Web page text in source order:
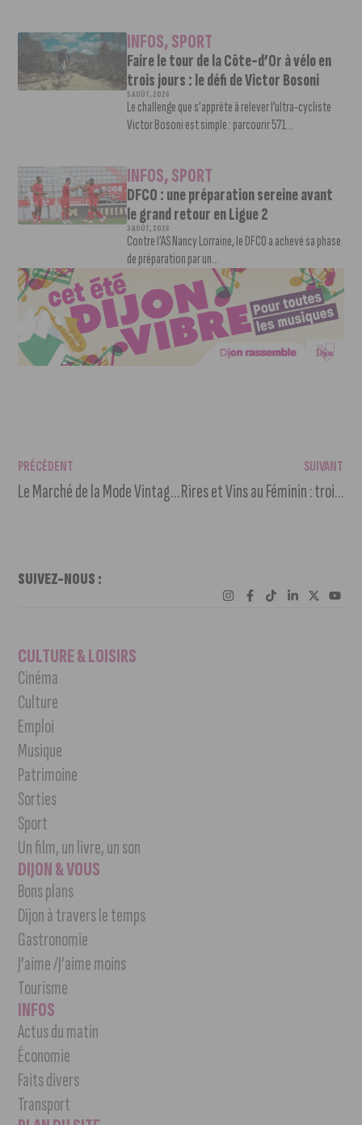
INFOS,SPORT
Faire le tour de la Côte-d’Or à vélo en
trois jours : le défi de Victor Bosoni
5 AOÛT, 2026
Le challenge que s’apprête à relever l’ultra-cycliste
Victor Bosoni est simple : parcourir 571...
INFOS,SPORT
DFCO : une préparation sereine avant
le grand retour en Ligue 2
3 AOÛT, 2026
Contre l’AS Nancy Lorraine, le DFCO a achevé sa phase
de préparation par un...
PRÉCÉDENT
Le Marché de la Mode Vintage se tiendra à Dijon en septembre
SUIVANT
Rires et Vins au Féminin : trois semaines d’humour et de réflexion à Dijon et en Côte-d’Or
SUIVEZ-NOUS :
CULTURE & LOISIRS
Cinéma
Culture
Emploi
Musique
Patrimoine
Sorties
Sport
Un film, un livre, un son
DIJON & VOUS
Bons plans
Dijon à travers le temps
Gastronomie
J’aime /J’aime moins
Tourisme
INFOS
Actus du matin
Économie
Faits divers
Transport